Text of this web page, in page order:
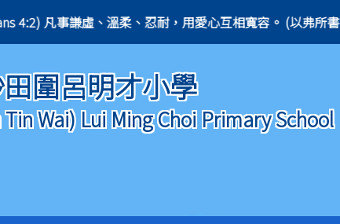
謙虛、溫柔、忍耐，用愛心互相寬容。 (以弗所書 4:2)
圍呂明才小學
Wai) Lui Ming Choi Primary School